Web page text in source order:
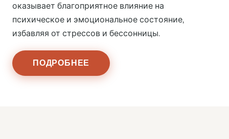
оказывает благоприятное влияние на
психическое и эмоциональное состояние,
избавляя от стрессов и бессонницы.
ПОДРОБНЕЕ